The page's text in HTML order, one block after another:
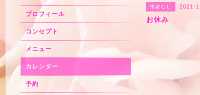
指定なし 2021-
お休み
プロフィール
コンセプト
メニュー
カレンダー
予約